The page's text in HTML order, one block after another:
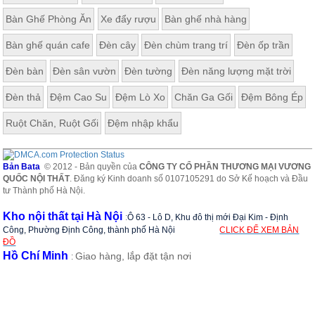
Bàn Ghế Phòng Ăn Xe đẩy rượu Bàn ghế nhà hàng
Bàn ghế quán cafe Đèn cây Đèn chùm trang trí Đèn ốp trần
Đèn bàn Đèn sân vườn Đèn tường Đèn năng lượng mặt trời
Đèn thả Đệm Cao Su Đệm Lò Xo Chăn Ga Gối Đệm Bông Ép
Ruột Chăn, Ruột Gối Đệm nhập khẩu
Bản Bata © 2012 - Bản quyền củaCÔNG TY CỔ PHẦN THƯƠNG MẠI VƯƠNG
QUỐC NỘI THẤT. Đăng ký Kinh doanh số 0107105291 do Sở Kế hoạch và Đầu
tư Thành phố Hà Nội.
Kho nội thất tại Hà Nội :Ô 63 - Lô D, Khu đô thị mới Đại Kim - Định
Công, Phường Định Công, thành phố Hà Nội
CLICK ĐỂ XEM BẢN
ĐỒ
Hồ Chí Minh :Giao hàng, lắp đặt tận nơi